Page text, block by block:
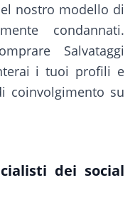
nostro modello di
condannati.
Salvataggi
i tuoi profili e
coinvolgimento su
dei social